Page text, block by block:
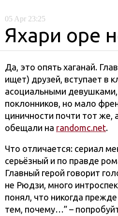
05 Apr 23:25
Яхари оре
Да, это опять хаганай.
ищет) друзей, вступает в
асоциальными
поклонников, но мало
циничности почти тот же,
обещали на randomc.net.
Что отличается: сериал
серьёзный и по правде
Главный герой говорит
не Рюдзи, много
понял, что никогда
тем, почему…” –